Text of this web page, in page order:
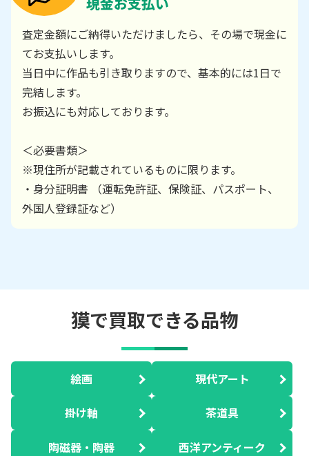
査定金額にご納得いただけましたら、その場で現金に
てお支払いします。
当日中に作品も引き取りますので、基本的には1日で
完結します。
お振込にも対応しております。
＜必要書類＞
※現住所が記載されているものに限ります。
・身分証明書 （運転免許証、保険証、パスポート、
外国人登録証など）
獏で買取できる品物
絵画 現代アート
掛け軸 茶道具
陶磁器・陶器 西洋アンティーク